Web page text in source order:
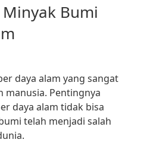
Bumi
daya alam yang sangat
Pentingnya
daya alam tidak bisa
telah menjadi salah